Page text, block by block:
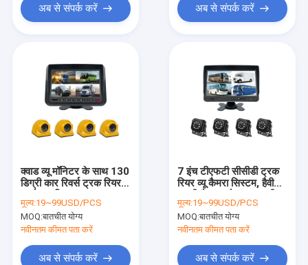
अब से संपर्क करें अब से संपर्क करें
क्वाड व्यू मॉनिटर के साथ 130
डिग्री कार रिवर्स ट्रक रियर
मूल्य:19~99USD/PCS
MOQ:बातचीत योग्य
नवीनतम कीमत पता करें
अब से संपर्क करें
7 इंच टीएफटी सीसीडी ट्रक
रियर व्यू कैमरा सिस्टम, हैवी
4 कैमरों के साथ
मूल्य:19~99USD/PCS
MOQ:बातचीत योग्य
नवीनतम कीमत पता करें
अब से संपर्क करें